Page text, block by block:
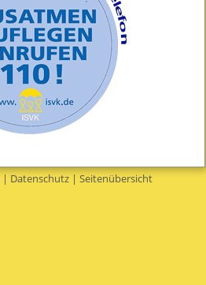
| Datenschutz |Seitenübersicht